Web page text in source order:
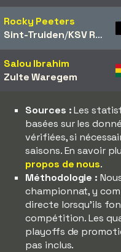
Rocky Peeters
Sint-Truiden/​KSV Roeselare
Salou Ibrahim
Zulte Waregem
Sources :Les
basées sur les
vérifiées, si
saisons. En savoir
propos de nous.
Méthodologie :
championnat, y
directe lorsqu'ils
compétition. Les
playoffs de
pas inclus.